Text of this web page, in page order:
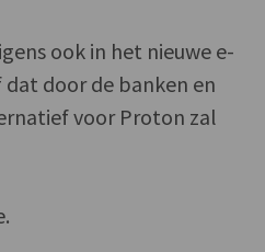
ook in het nieuwe e-
door de banken en
voor Proton zal